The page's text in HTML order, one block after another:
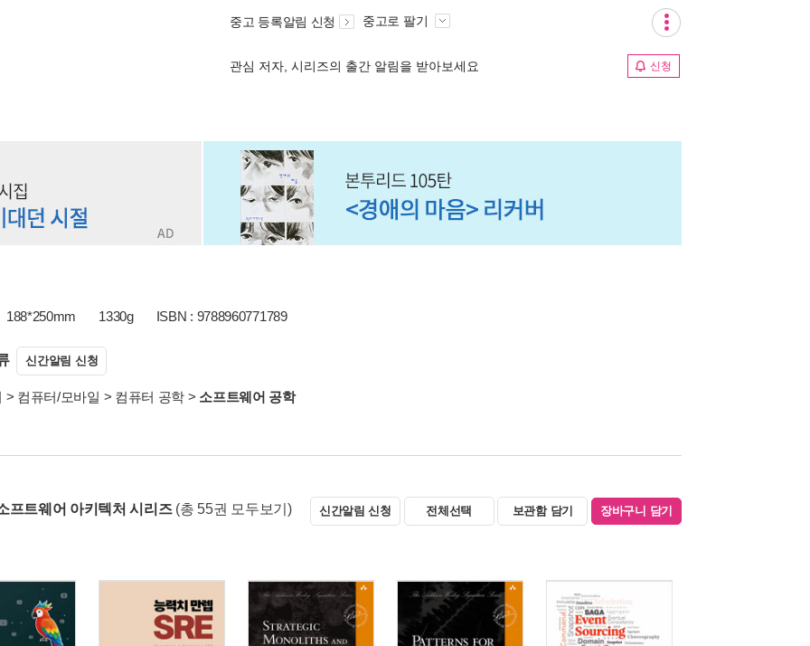
중고 등록알림 신청 중고로 팔기
관심 저자, 시리즈의 출간 알림을 받아보세요 신청
188*250mm 1330g ISBN : 9788960771789
신간알림 신청
> 컴퓨터/모바일 > 컴퓨터 공학 > 소프트웨어 공학
프트웨어 아키텍처 시리즈 (총 55권 모두보기) 신간알림 신청 전체선택 보관함 담기 장바구니 담기